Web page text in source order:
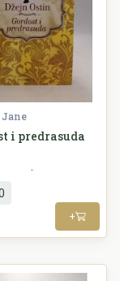
Jane
i predrasuda
+